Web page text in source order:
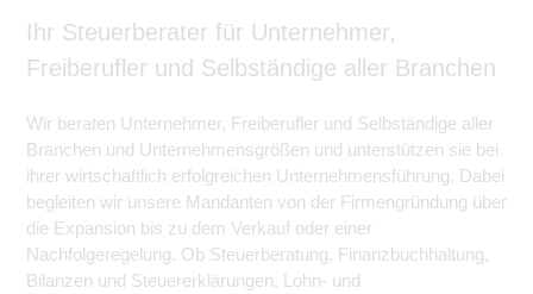
Ihr Steuerberater für Unternehmer,
Freiberufler und Selbständige aller Branchen
Wir beraten Unternehmer, Freiberufler und Selbständige aller
Branchen und Unternehmensgrößen und unterstützen sie bei
ihrer wirtschaftlich erfolgreichen Unternehmensführung. Dabei
begleiten wir unsere Mandanten von der Firmengründung über
die Expansion bis zu dem Verkauf oder einer
Nachfolgeregelung. Ob Steuerberatung, Finanzbuchhaltung,
Bilanzen und Steuererklärungen, Lohn- und